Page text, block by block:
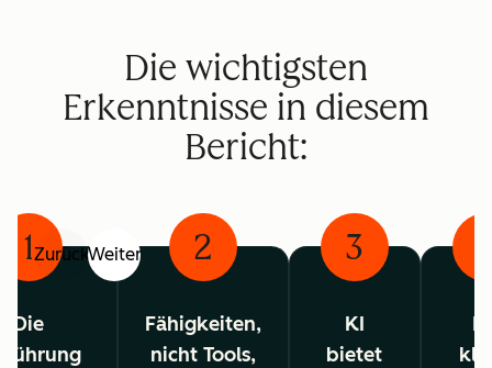
Die wichtigsten
Erkenntnisse in diesem
Bericht:
ZurückWeiter
1
Die
2
Fähigkeiten,
nicht Tools,
3
KI
bietet